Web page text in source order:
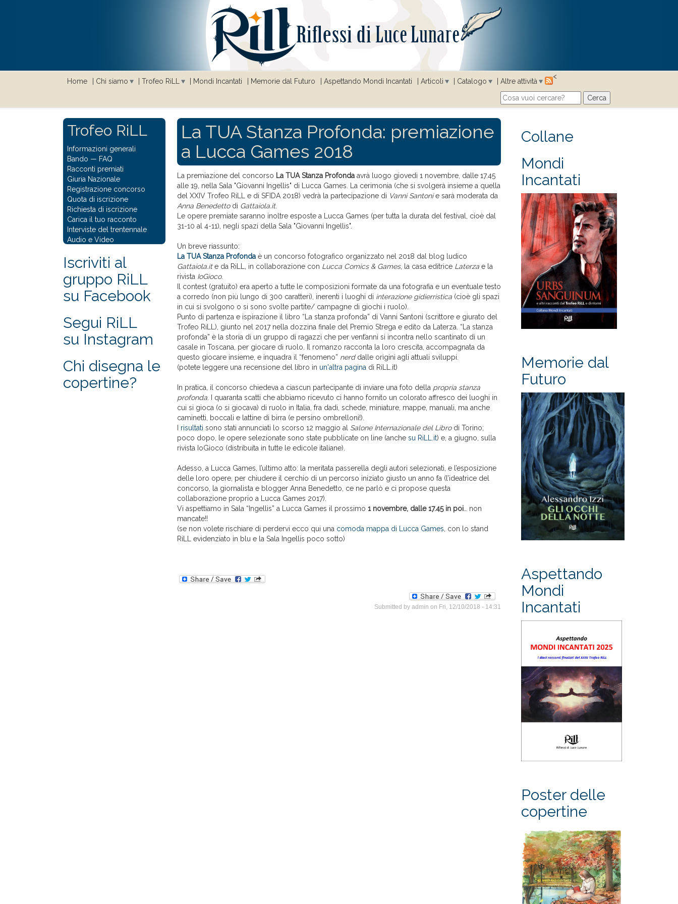
Home Chi siamo Trofeo RiLL Mondi Incantati Memorie dal Futuro Aspettando Mondi Incantati Articoli Catalogo Altre attività
<
Search form
Cerca
La TUA Stanza Profonda: premiazione
a Lucca Games 2018
La premiazione del concorso La TUA Stanza Profonda avrà luogo giovedì 1 novembre, dalle 17.45
alle 19, nella Sala "Giovanni Ingellis" di Lucca Games. La cerimonia (che si svolgerà insieme a quella
del XXIV Trofeo RiLL e di SFIDA 2018) vedrà la partecipazione di Vanni Santonie sarà moderata da
Anna Benedettodi Gattaiola.it.
Le opere premiate saranno inoltre esposte a Lucca Games (per tutta la durata del festival, cioè dal
31-10 al 4-11), negli spazi della Sala "Giovanni Ingellis".
Un breve riassunto:
La TUA Stanza Profonda è un concorso fotografico organizzato nel 2018 dal blog ludico
Gattaiola.ite da RiLL, in collaborazione con Lucca Comics & Games, la casa editrice Laterza e la
rivista IoGioco.
Il contest (gratuito) era aperto a tutte le composizioni formate da una fotografia e un eventuale testo
a corredo (non più lungo di 300 caratteri), inerenti i luoghi di interazione gidierristica (cioè gli spazi
in cui si svolgono o si sono svolte partite/ campagne di giochi i ruolo).
Punto di partenza e ispirazione il libro “La stanza profonda” di Vanni Santoni (scrittore e giurato del
Trofeo RiLL), giunto nel 2017 nella dozzina finale del Premio Strega e edito da Laterza. “La stanza
profonda” è la storia di un gruppo di ragazzi che per vent’anni si incontra nello scantinato di un
casale in Toscana, per giocare di ruolo. Il romanzo racconta la loro crescita, accompagnata da
questo giocare insieme, e inquadra il “fenomeno” nerddalle origini agli attuali sviluppi.
(potete leggere una recensione del libro in un'altra pagina di RiLL.it)
In pratica, il concorso chiedeva a ciascun partecipante di inviare una foto della propria stanza
profonda. I quaranta scatti che abbiamo ricevuto ci hanno fornito un colorato affresco dei luoghi in
cui si gioca (o si giocava) di ruolo in Italia, fra dadi, schede, miniature, mappe, manuali, ma anche
caminetti, boccali e lattine di birra (e persino ombrelloni!).
risultati sono stati annunciati lo scorso 12 maggio al Salone Internazionale del Librodi Torino;
poco dopo, le opere selezionate sono state pubblicate on line (anche su RiLL.it) e, a giugno, sulla
rivista IoGioco (distribuita in tutte le edicole italiane).
Adesso, a Lucca Games, l’ultimo atto: la meritata passerella degli autori selezionati, e l’esposizione
delle loro opere, per chiudere il cerchio di un percorso iniziato giusto un anno fa (l’ideatrice del
concorso, la giornalista e blogger Anna Benedetto, ce ne parlò e ci propose questa
collaborazione proprio a Lucca Games 2017).
Vi aspettiamo in Sala “Ingellis” a Lucca Games il prossimo 1 novembre, dalle 17.45 in poi… non
mancate!!
(se non volete rischiare di perdervi ecco qui una comoda mappa di Lucca Games, con lo stand
RiLL evidenziato in blu e la Sala Ingellis poco sotto)
Submitted by admin on Fri, 12/10/2018 - 14:31
Collane
Mondi
Incantati
Memorie dal
Futuro
Aspettando
Mondi
Incantati
Poster delle
copertine
Trofeo RiLL
Informazioni generali
Bando — FAQ
Racconti premiati
Giuria Nazionale
Registrazione concorso
Quota di iscrizione
Richiesta di iscrizione
Carica il tuo racconto
Interviste del trentennale
Audio e Video
Iscriviti al
gruppo RiLL
su Facebook
Segui RiLL
su Instagram
Chi disegna le
copertine?